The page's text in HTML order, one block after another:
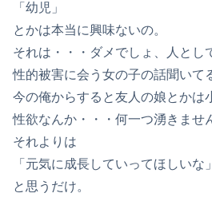
「幼児」
とかは本当に興味ないの。
それは・・・ダメでしょ、人とし
性的被害に会う女の子の話聞いて
今の俺からすると友人の娘とかは
性欲なんか・・・何一つ湧きませ
それよりは
「元気に成長していってほしいな」
と思うだけ。